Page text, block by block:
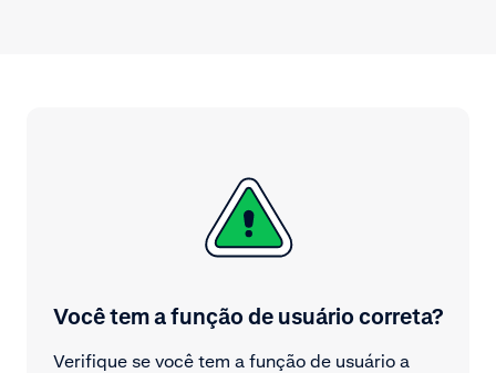
Você tem a função de usuário correta?
Verifique se você tem a função de usuário a